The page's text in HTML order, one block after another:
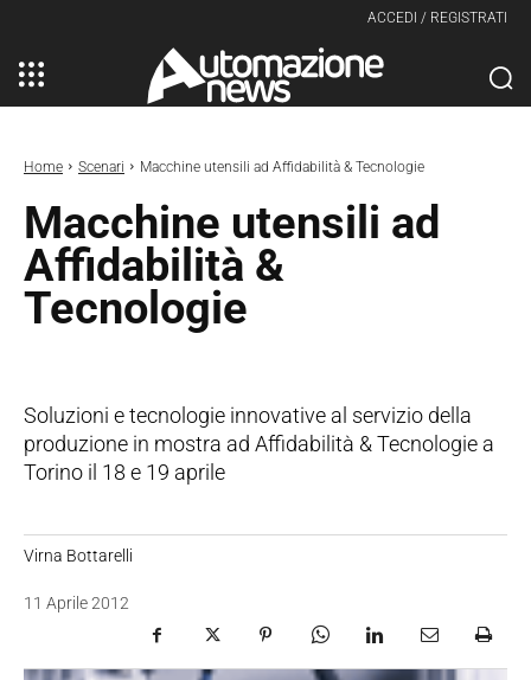
ACCEDI / REGISTRATI
Home Scenari Macchine utensili ad Affidabilità & Tecnologie
Macchine utensili ad
Affidabilità &
Tecnologie
Soluzioni e tecnologie innovative al servizio della
produzione in mostra ad Affidabilità & Tecnologie a
Torino il 18 e 19 aprile
Virna Bottarelli
11 Aprile 2012